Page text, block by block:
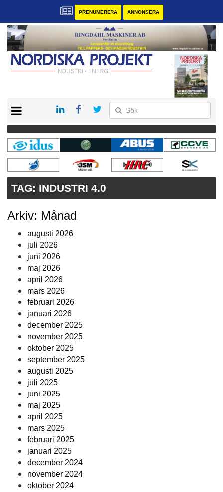
PRENUMERERA ANNONSERA
KONTAKT
VÅRA ANDRA MAGASIN
PRENUMERERA
ANNONSERA
TAG: INDUSTRI 4.0
Arkiv: Månad
augusti 2026
juli 2026
juni 2026
maj 2026
april 2026
mars 2026
februari 2026
januari 2026
december 2025
november 2025
oktober 2025
september 2025
augusti 2025
juli 2025
juni 2025
maj 2025
april 2025
mars 2025
februari 2025
januari 2025
december 2024
november 2024
oktober 2024